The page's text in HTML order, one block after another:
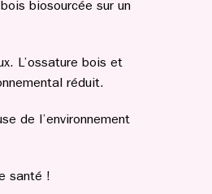
biosourcée sur un
L’ossature bois et
réduit.
de l’environnement
santé !